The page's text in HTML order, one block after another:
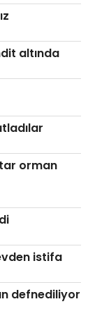
altında
orman
istifa
defnediliyor